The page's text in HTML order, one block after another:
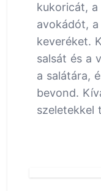
kukoricát,
avokádót,
keveréket.
salsát és a
a salátára,
bevond.
szeletekkel